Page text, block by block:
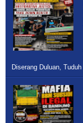
Diserang Duluan, Tuduh